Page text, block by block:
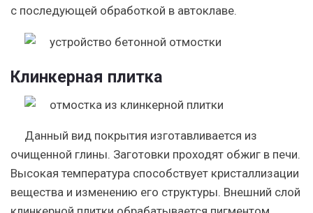
с последующей обработкой в автоклаве.
Клинкерная плитка
Данный вид покрытия изготавливается из
очищенной глины. Заготовки проходят обжиг в печи.
Высокая температура способствует кристаллизации
вещества и изменению его структуры. Внешний слой